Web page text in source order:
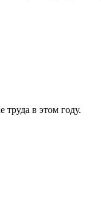
в этом году.